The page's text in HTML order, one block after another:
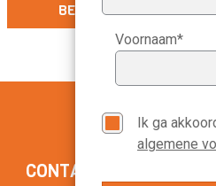
BEKIJK DE VOLLEDIGE
Voornaam*
Ik ga
algemene
CONTACT